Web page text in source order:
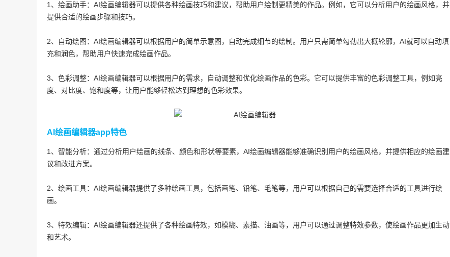
1、绘画助手：AI绘画编辑器可以提供各种绘画技巧和建议，帮助用户绘制更精美的作品。例如，它可以分析用户的绘画风格，并
提供合适的绘画步骤和技巧。
2、自动绘图：AI绘画编辑器可以根据用户的简单示意图，自动完成细节的绘制。用户只需简单勾勒出大概轮廓，AI就可以自动填
充和润色，帮助用户快速完成绘画作品。
3、色彩调整：AI绘画编辑器可以根据用户的需求，自动调整和优化绘画作品的色彩。它可以提供丰富的色彩调整工具，例如亮
度、对比度、饱和度等，让用户能够轻松达到理想的色彩效果。
AI绘画编辑器app特色
1、智能分析：通过分析用户绘画的线条、颜色和形状等要素，AI绘画编辑器能够准确识别用户的绘画风格，并提供相应的绘画建
议和改进方案。
2、绘画工具：AI绘画编辑器提供了多种绘画工具，包括画笔、铅笔、毛笔等，用户可以根据自己的需要选择合适的工具进行绘
画。
3、特效编辑：AI绘画编辑器还提供了各种绘画特效，如模糊、素描、油画等，用户可以通过调整特效参数，使绘画作品更加生动
和艺术。